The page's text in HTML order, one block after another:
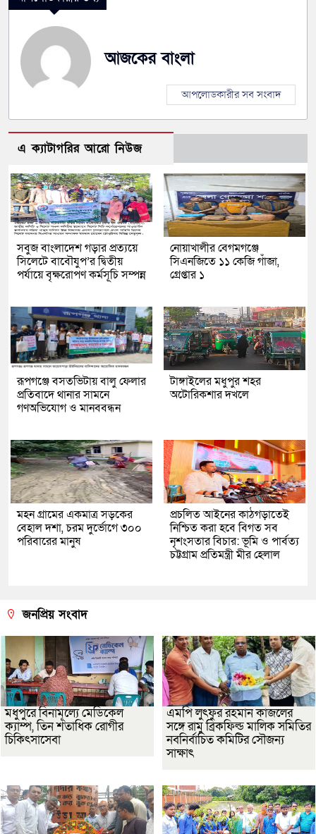
আজকের বাংলা
আপলোডকারীর সব সংবাদ
এ ক্যাটাগরির আরো নিউজ
সবুজ বাংলাদেশ গড়ার প্রত্যয়ে
সিলেটে বাবৌযুপ’র দ্বিতীয়
পর্যায়ে বৃক্ষরোপণ কর্মসূচি সম্পন্ন
নোয়াখালীর বেগমগঞ্জে
সিএনজিতে ১১ কেজি গাঁজা,
গ্রেপ্তার ১
রূপগঞ্জে বসতভিটায় বালু ফেলার
প্রতিবাদে থানার সামনে
গণঅভিযোগ ও মানববন্ধন
টাঙ্গাইলের মধুপুর শহর
অটোরিকশার দখলে
মহন গ্রামের একমাত্র সড়কের
বেহাল দশা, চরম দুর্ভোগে ৩০০
পরিবারের মানুষ
প্রচলিত আইনের কাঠগড়াতেই
নিশ্চিত করা হবে বিগত সব
নৃশংসতার বিচার: ভূমি ও পার্বত্য
চট্টগ্রাম প্রতিমন্ত্রী মীর হেলাল
জনপ্রিয় সংবাদ
মধুপুরে বিনামূল্যে মেডিকেল
ক্যাম্প, তিন শতাধিক রোগীর
চিকিৎসাসেবা
এমপি লুৎফুর রহমান কাজলের
সঙ্গে রামু ব্রিকফিল্ড মালিক সমিতির
নবনির্বাচিত কমিটির সৌজন্য
সাক্ষাৎ